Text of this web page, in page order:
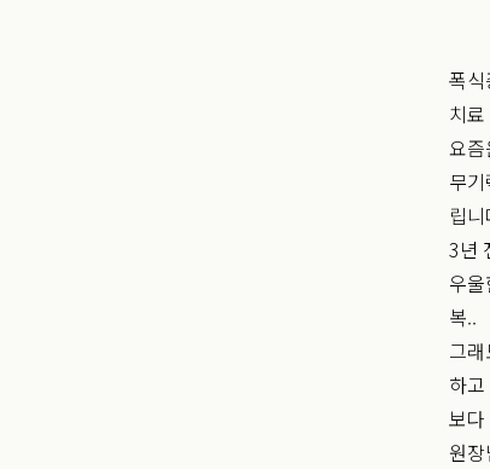
폭
치
요
무
립
3년
우
복..
그
하
보
원